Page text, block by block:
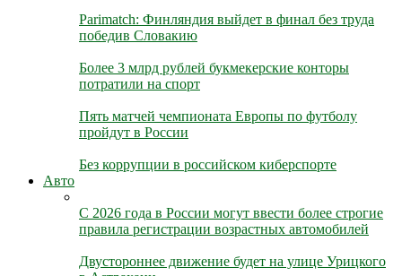
Parimatch: Финляндия выйдет в финал без труда
победив Словакию
Более 3 млрд рублей букмекерские конторы
потратили на спорт
Пять матчей чемпионата Европы по футболу
пройдут в России
Без коррупции в российском киберспорте
Авто
С 2026 года в России могут ввести более строгие
правила регистрации возрастных автомобилей
Двустороннее движение будет на улице Урицкого